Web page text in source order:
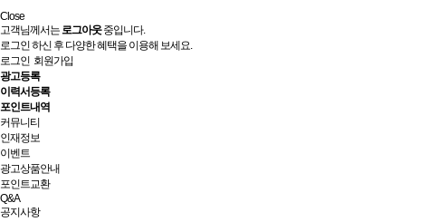
Close
고객님께서는로그아웃중입니다.
로그인 하신 후 다양한 혜택을 이용해 보세요.
로그인 회원가입
광고등록
이력서등록
포인트내역
커뮤니티
인재정보
이벤트
광고상품안내
포인트교환
Q&A
공지사항